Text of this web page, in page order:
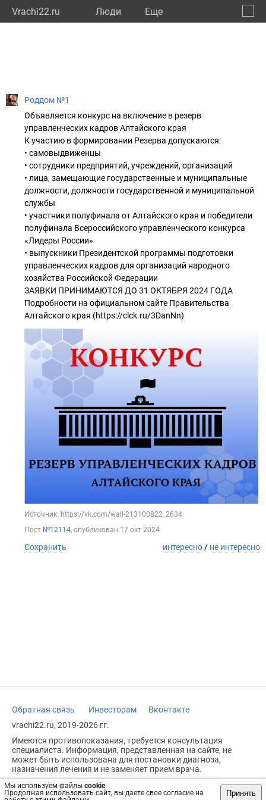
Vrachi22.ru Люди Eще
Мы используем файлы cookie.
Продолжая использовать сайт, вы даете свое согласие на
Принять
Роддом №1
Объявляется конкурс на включение в резерв
управленческих кадров Алтайского края
К участию в формировании Резерва допускаются:
• самовыдвиженцы
• сотрудники предприятий, учреждений, организаций
• лица, замещающие государственные и муниципальные
должности, должности государственной и муниципальной
службы
• участники полуфинала от Алтайского края и победители
полуфинала Всероссийского управленческого конкурса
«Лидеры России»
• выпускники Президентской программы подготовки
управленческих кадров для организаций народного
хозяйства Российской Федерации
ЗАЯВКИ ПРИНИМАЮТСЯ ДО 31 ОКТЯБРЯ 2024 ГОДА
Подробности на официальном сайте Правительства
Алтайского края (https://clck.ru/3DanNn)
Источник: https://vk.com/wall-213100822_2634
Пост №12114, опубликован 17 окт 2024
Сохранить интересно / не интересно
Обратная связь Инвесторам
Вконтакте
vrachi22.ru, 2019-2026 гг.
Имеются противопоказания, требуется консультация
специалиста. Информация, представленная на сайте, не
может быть использована для постановки диагноза,
назначения лечения и не заменяет прием врача.
Возрастное ограничение: 18+